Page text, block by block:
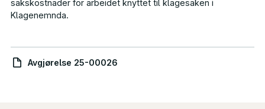
sakskostnader for arbeidet knyttet til klagesaken i
Klagenemnda.
Avgjørelse 25-00026